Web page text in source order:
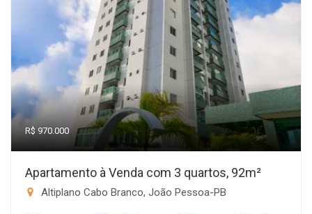
R$ 970.000
Apartamento à Venda com 3 quartos, 92m²
Altiplano Cabo Branco, João Pessoa-PB